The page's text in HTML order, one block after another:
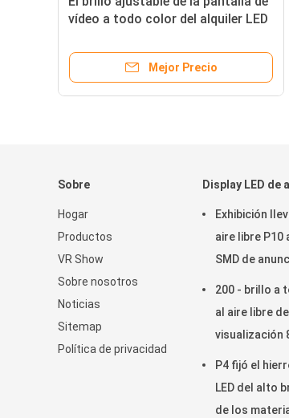
vídeo a todo color del alquiler LED
fundición de aluminio
Mejor Precio
Sobre
Hogar
Productos
VR Show
Sobre nosotros
Noticias
Sitemap
Política de privacidad
Display LED de
Exhibición
aire libre P10
SMD de
libre 14 -
200 - brillo a
al aire libre
visualización
que hace
pedregal
la exhibición
P4 fijó el
LED del alto
de los